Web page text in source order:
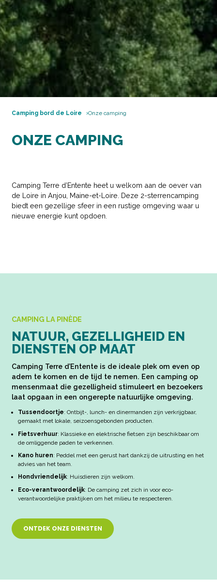
Camping bord de Loire Onze camping
ONZE CAMPING
Camping Terre d’Entente heet u welkom aan de oever van
de Loire in Anjou, Maine-et-Loire. Deze 2-sterrencamping
biedt een gezellige sfeer in een rustige omgeving waar u
nieuwe energie kunt opdoen.
CAMPING LA PINÈDE
NATUUR, GEZELLIGHEID EN
DIENSTEN OP MAAT
Camping Terre d’Entente is de ideale plek om even op
adem te komen en de tijd te nemen. Een camping op
mensenmaat die gezelligheid stimuleert en bezoekers
laat opgaan in een ongerepte natuurlijke omgeving.
Tussendoortje: Ontbijt-, lunch- en dinermanden zijn verkrijgbaar,
gemaakt met lokale, seizoensgebonden producten.
Fietsverhuur: Klassieke en elektrische fietsen zijn beschikbaar om
de omliggende paden te verkennen.
Kano huren: Peddel met een gerust hart dankzij de uitrusting en het
advies van het team.
Hondvriendelijk: Huisdieren zijn welkom.
Eco-verantwoordelijk: De camping zet zich in voor eco-
verantwoordelijke praktijken om het milieu te respecteren.
ONTDEK ONZE DIENSTEN